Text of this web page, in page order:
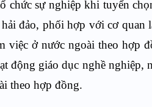
sự nghiệp khi tuyển
đảo, phối hợp với cơ
ở nước ngoài theo hợp
động giáo dục nghề nghiệp,
theo hợp đồng.